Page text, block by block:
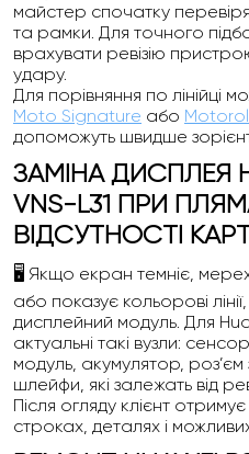
майстер спочатку
та рамки. Для точного
врахувати ревізію
удару.
Для порівняння по лінійці
Moto Signature або
допоможуть швидше
ЗАМІНА ДИСПЛЕЯ
VNS-L31 ПРИ
ВІДСУТНОСТІ
🖥️ Якщо екран темніє,
або показує кольорові
дисплейний модуль. Для
актуальні такі вузли:
модуль, акумулятор,
шлейфи, які залежать від
Після огляду клієнт
строках, деталях і